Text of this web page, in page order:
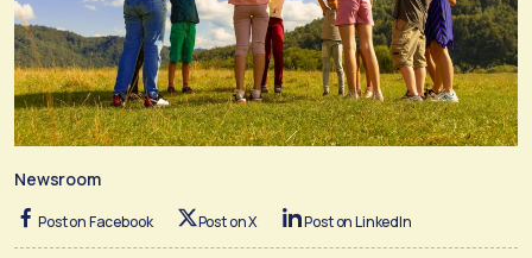
Newsroom
Post on Facebook Post on X Post on LinkedIn